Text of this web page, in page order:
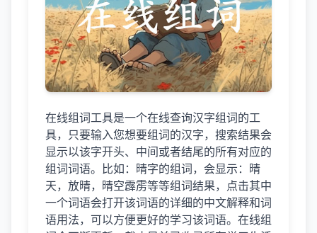
在线组词工具是一个在线查询汉字组词的工
具，只要输入您想要组词的汉字，搜索结果会
显示以该字开头、中间或者结尾的所有对应的
组词词语。比如：晴字的组词，会显示：晴
天，放晴，晴空霹雳等等组词结果，点击其中
一个词语会打开该词语的详细的中文解释和词
语用法，可以方便更好的学习该词语。在线组